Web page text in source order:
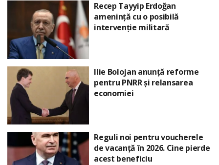
Recep Tayyip Erdoğan
amenință cu o posibilă
intervenție militară
Ilie Bolojan anunță reforme
pentru PNRR și relansarea
economiei
Reguli noi pentru voucherele
de vacanță în 2026. Cine pierde
acest beneficiu